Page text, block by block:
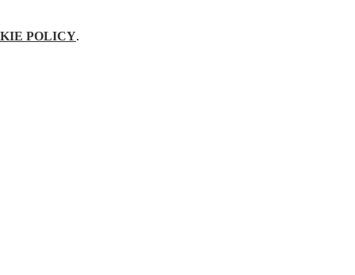
POLICY.